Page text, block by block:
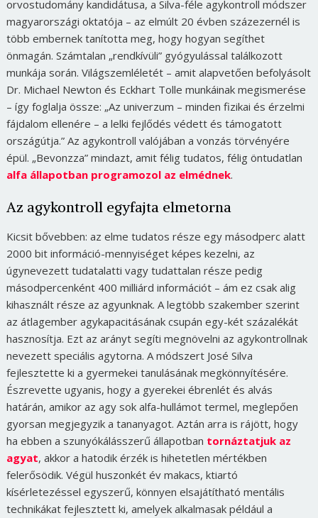
orvostudomány kandidátusa, a Silva-féle agykontroll módszer
magyarországi oktatója – az elmúlt 20 évben százezernél is
több embernek tanította meg, hogy hogyan segíthet
önmagán. Számtalan „rendkívüli” gyógyulással találkozott
munkája során. Világszemléletét – amit alapvetően befolyásolt
Dr. Michael Newton és Eckhart Tolle munkáinak megismerése
– így foglalja össze: „Az univerzum – minden fizikai és érzelmi
fájdalom ellenére – a lelki fejlődés védett és támogatott
országútja.”Az agykontroll valójában a vonzás törvényére
épül. „Bevonzza” mindazt, amit félig tudatos, félig öntudatlan
alfa állapotban programozol az elmédnek.
Az agykontroll egyfajta elmetorna
Kicsit bővebben: az elme tudatos része egy másodperc alatt
2000 bit információ-mennyiséget képes kezelni, az
úgynevezett tudatalatti vagy tudattalan része pedig
másodpercenként 400 milliárd információt – ám ez csak alig
kihasznált része az agyunknak. A legtöbb szakember szerint
az átlagember agykapacitásának csupán egy-két százalékát
hasznosítja. Ezt az arányt segíti megnövelni az agykontrollnak
nevezett speciális agytorna. A módszert José Silva
fejlesztette ki a gyermekei tanulásának megkönnyítésére.
Észrevette ugyanis, hogy a gyerekei ébrenlét és alvás
határán, amikor az agy sok alfa-hullámot termel, meglepően
gyorsan megjegyzik a tananyagot. Aztán arra is rájött, hogy
ha ebben a szunyókálásszerű állapotban tornáztatjuk az
agyat, akkor a hatodik érzék is hihetetlen mértékben
felerősödik. Végül huszonkét év makacs, ktiartó
kísérletezéssel egyszerű, könnyen elsajátítható mentális
technikákat fejlesztett ki, amelyek alkalmasak például a